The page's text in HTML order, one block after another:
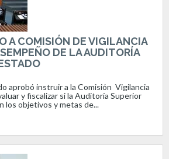
A COMISIÓN DE VIGILANCIA
DE LA AUDITORÍA
aprobó instruir a la Comisión Vigilancia
y fiscalizar si la Auditoría Superior
los objetivos y metas de...